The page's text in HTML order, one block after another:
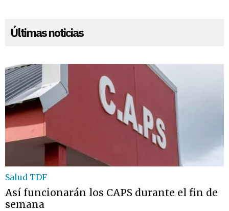
Últimas noticias
Salud TDF
Así funcionarán los CAPS durante el fin de
semana